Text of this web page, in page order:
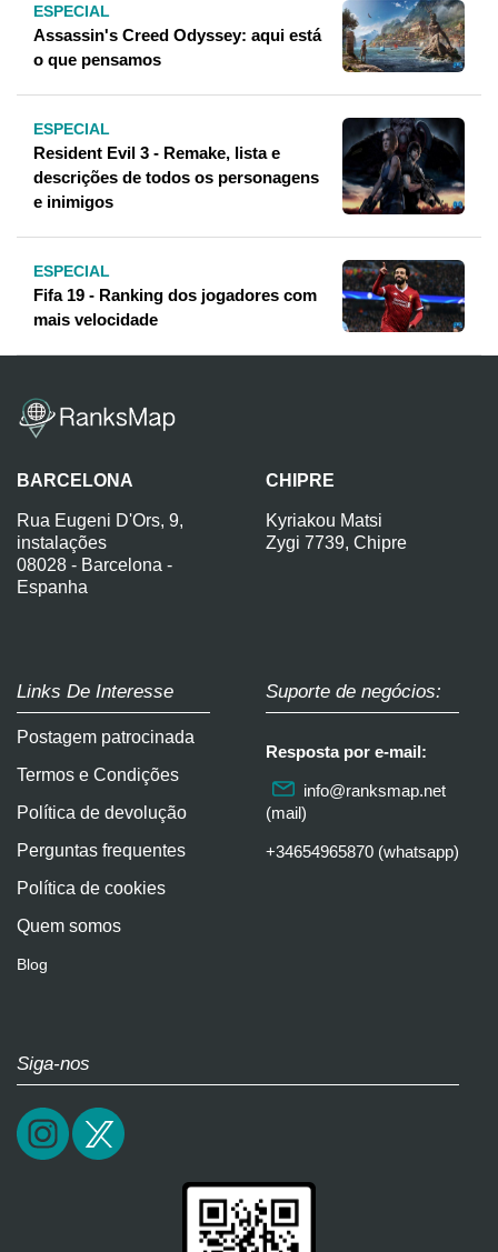
ESPECIAL
Assassin's Creed Odyssey: aqui está
o que pensamos
ESPECIAL
Resident Evil 3 - Remake, lista e
descrições de todos os personagens
e inimigos
ESPECIAL
Fifa 19 - Ranking dos jogadores com
mais velocidade
BARCELONA
Rua Eugeni D'Ors, 9,
instalações
08028 - Barcelona -
Espanha
CHIPRE
Kyriakou Matsi
Zygi 7739, Chipre
Links De Interesse
Postagem patrocinada
Termos e Condições
Política de devolução
Perguntas frequentes
Política de cookies
Quem somos
Blog
Suporte de negócios:
Resposta por e-mail:
info@ranksmap.net
(mail)
+34654965870 (whatsapp)
Siga-nos